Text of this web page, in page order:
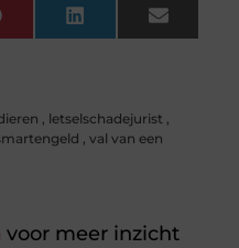
Pinterest LinkedIn Email
, letselschadejurist,
, val van een
voor meer inzicht